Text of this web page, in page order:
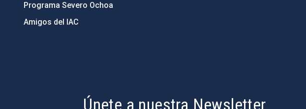
Programa Severo Ochoa
Amigos del IAC
Únete a nuestra Newsletter